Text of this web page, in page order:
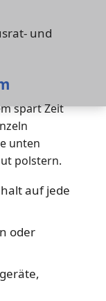
und
spart Zeit
unten
polstern.
auf jede
oder